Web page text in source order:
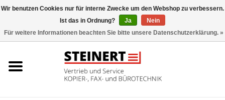
Büromaschinen- Service
Wir benutzen Cookies nur für interne Zwecke um den Webshop zu verbessern.
Ist das in Ordnung?
Ja
Nein
Für weitere Informationen beachten Sie bitte unsere Datenschutzerklärung. »